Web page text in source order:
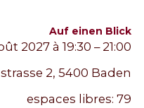
Auf einen Blick
2027 à 19:30 – 21:00
2, 5400 Baden
espaces libres:79